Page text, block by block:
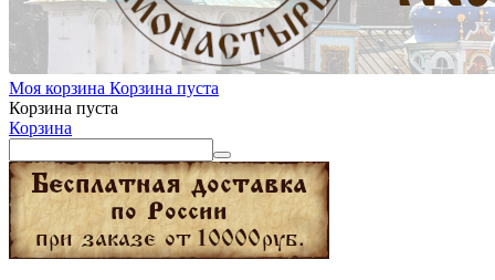
Моя корзина Корзина пуста
Корзина пуста
Корзина